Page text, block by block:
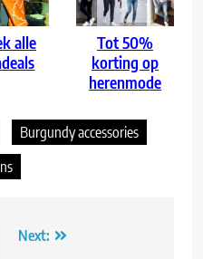
alle
Tot 50%
korting op
herenmode
Burgundy accessories
Next: